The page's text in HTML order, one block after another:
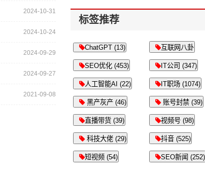
2024-10-31
2024-10-24
2024-09-29
2024-09-27
2021-09-08
标签推荐
ChatGPT (13) 互联网八卦
SEO优化 (453) IT公司 (347)
人工智能AI (22) IT职场 (1074)
黑产灰产 (46) 账号封禁 (39)
直播带货 (39) 视频号 (98)
科技大佬 (29) 抖音 (525)
短视频 (54) SEO新闻 (252)